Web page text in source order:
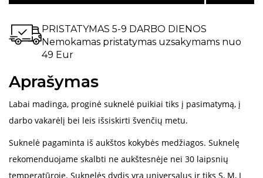
PRISTATYMAS 5-9 DARBO DIENOS
Nemokamas pristatymas uzsakymams nuo
49 Eur
Aprašymas
Labai madinga, proginė suknelė puikiai tiks į pasimatymą, į
darbo vakarėlį bei leis išsiskirti švenčių metu.
Suknelė pagaminta iš aukštos kokybės medžiagos. Suknelę
rekomenduojame skalbti ne aukštesnėje nei 30 laipsnių
temperatūroje. Suknelės dydis yra universalus ir tiks S, M, L